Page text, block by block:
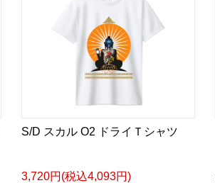
S/D スカル O2 ドライＴシャツ
3,720円(税込4,093円)